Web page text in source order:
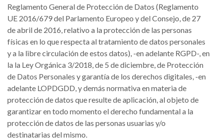
Reglamento General de Protección de Datos (Reglamento
UE 2016/679 del Parlamento Europeo y del Consejo, de 27
de abril de 2016, relativo a la protección de las personas
físicas en lo que respecta al tratamiento de datos personales
y a la libre circulación de estos datos), -en adelante RGPD-, en
la la Ley Orgánica 3/2018, de 5 de diciembre, de Protección
de Datos Personales y garantía de los derechos digitales, -en
adelante LOPDGDD, y demás normativa en materia de
protección de datos que resulte de aplicación, al objeto de
garantizar en todo momento el derecho fundamental a la
protección de datos de las personas usuarias y/o
destinatarias del mismo.